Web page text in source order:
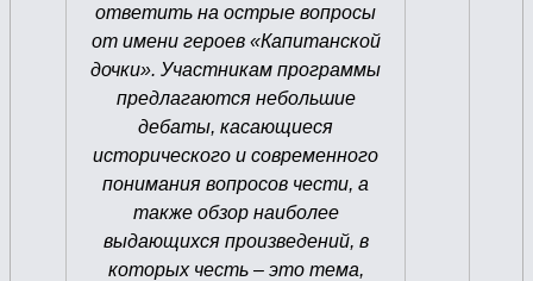
ответить на острые вопросы
от имени героев «Капитанской
дочки». Участникам программы
предлагаются небольшие
дебаты, касающиеся
исторического и современного
понимания вопросов чести, а
также обзор наиболее
выдающихся произведений, в
которых честь – это тема,